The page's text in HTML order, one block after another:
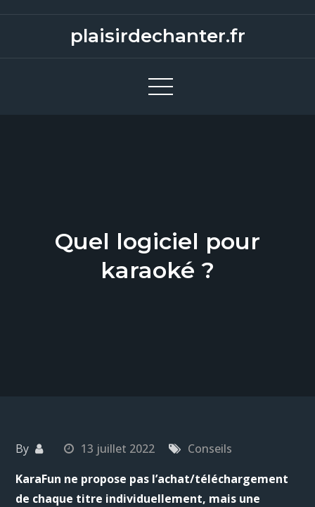
plaisirdechanter.fr
Quel logiciel pour
karaoké ?
By 13 juillet 2022
Conseils
KaraFun ne propose pas l’achat/téléchargement
de chaque titre individuellement, mais une